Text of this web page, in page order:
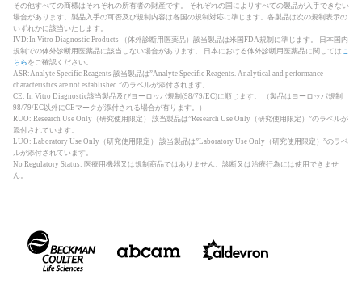
その他すべての商標はそれぞれの所有者の財産です。 それぞれの国によりすべての製品が入手できない
場合があります。製品入手の可否及び規制内容は各国の規制対応に準じます。各製品は次の規制表示の
いずれかに該当いたします。
IVD:In Vitro Diagnostic Products （体外診断用医薬品）該当製品は米国FDA規制に準じます。 日本国内
規制での体外診断用医薬品に該当しない場合があります。 日本における体外診断用医薬品に関しては こ
ちら をご確認ください。
ASR:Analyte Specific Reagents 該当製品は”Analyte Specific Reagents. Analytical and performance
characteristics are not established.”のラベルが添付されます。
CE: In Vitro Diagnostic該当製品及びヨーロッパ規制(98/79/EC)に順じます。 （製品はヨーロッパ規制
98/79/EC以外にCEマークが添付される場合が有ります。）
RUO: Research Use Only（研究使用限定） 該当製品は”Research Use Only（研究使用限定）”のラベルが
添付されています。
LUO: Laboratory Use Only（研究使用限定） 該当製品は”Laboratory Use Only（研究使用限定）”のラベ
ルが添付されています。
No Regulatory Status: 医療用機器又は規制商品ではありません。診断又は治療行為には使用できませ
ん。